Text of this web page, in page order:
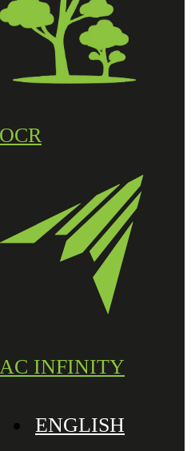
OCR
AC INFINITY
ENGLISH